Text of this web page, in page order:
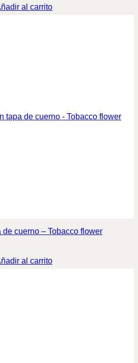
al carrito
cuerno – Tobacco flower
al carrito